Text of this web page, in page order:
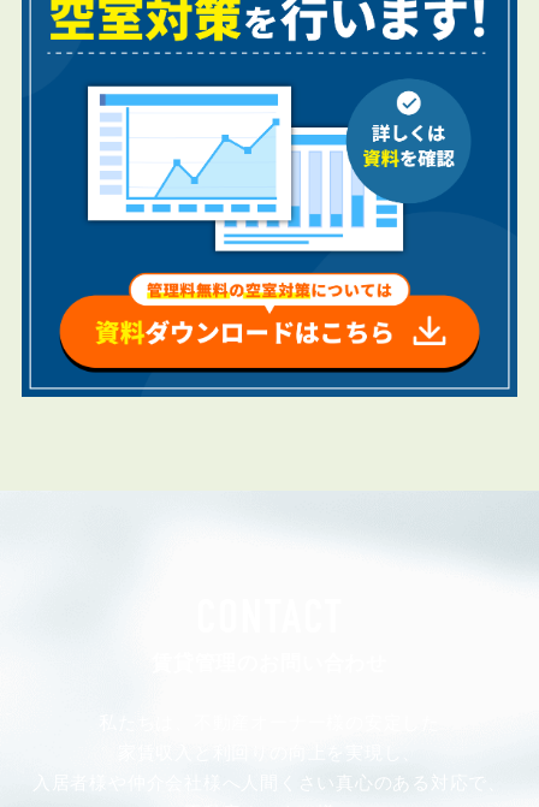
入居者様や仲介会社様へ人間くさい真心のある対応で、